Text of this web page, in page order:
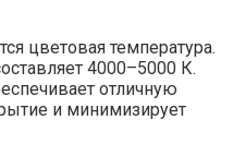
цветовая температура.
4000–5000 К.
отличную
и минимизирует